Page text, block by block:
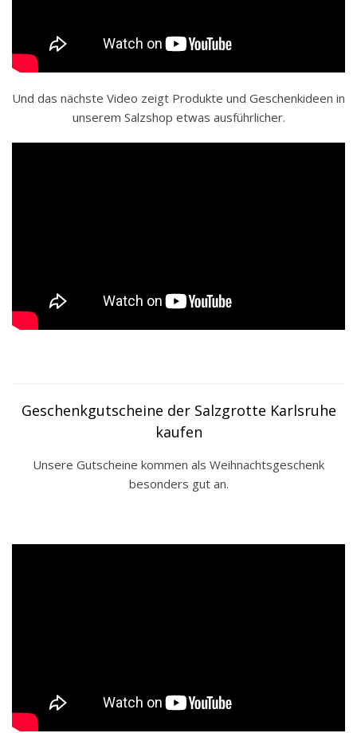
Und das nächste Video zeigt Produkte und Geschenkideen in
unserem Salzshop etwas ausführlicher.
Geschenkgutscheine der Salzgrotte Karlsruhe
kaufen
Unsere Gutscheine kommen als Weihnachtsgeschenk
besonders gut an.